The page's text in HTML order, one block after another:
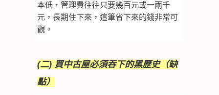
本低，管理費往往只要幾百元或一兩千
元，長期住下來，這筆省下來的錢非常可
觀。
(二) 買中古屋必須吞下的黑歷史（缺
點）